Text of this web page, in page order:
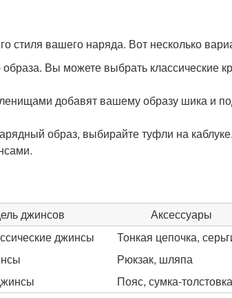
стиля вашего наряда. Вот несколько
Вы можете выбрать классические
добавят вашему образу шика и
образ, выбирайте туфли на
джинсов Аксессуары
джинсы Тонкая цепочка,
Рюкзак, шляпа
Пояс, сумка-толстовка